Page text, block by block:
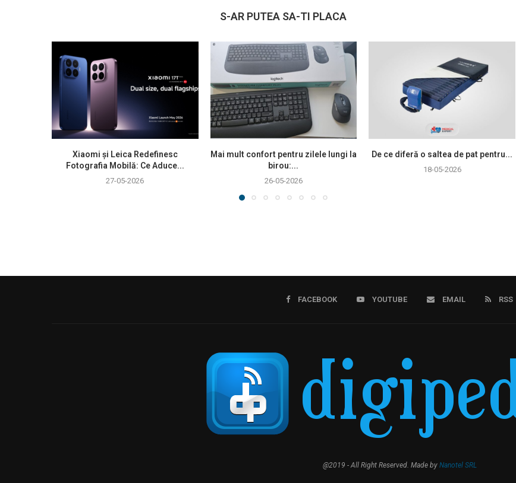
S-AR PUTEA SA-TI PLACA
Xiaomi și Leica Redefinesc
Fotografia Mobilă: Ce Aduce...
27-05-2026
Mai mult confort pentru zilele lungi la
birou:...
26-05-2026
De ce diferă o saltea de pat pentru...
18-05-2026
FACEBOOK YOUTUBE EMAIL RSS
@2019 - All Right Reserved. Made by Nanotel SRL